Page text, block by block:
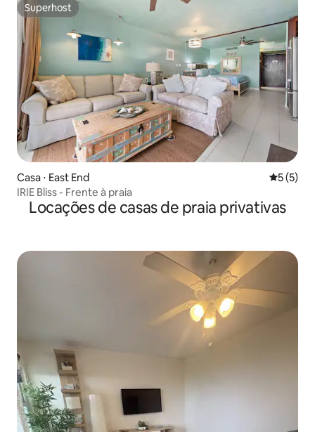
Superhost
Superhost
Casa ⋅ East End 5 de
5 (5)
IRIE Bliss - Frente à praia
Locações de casas de praia privativas